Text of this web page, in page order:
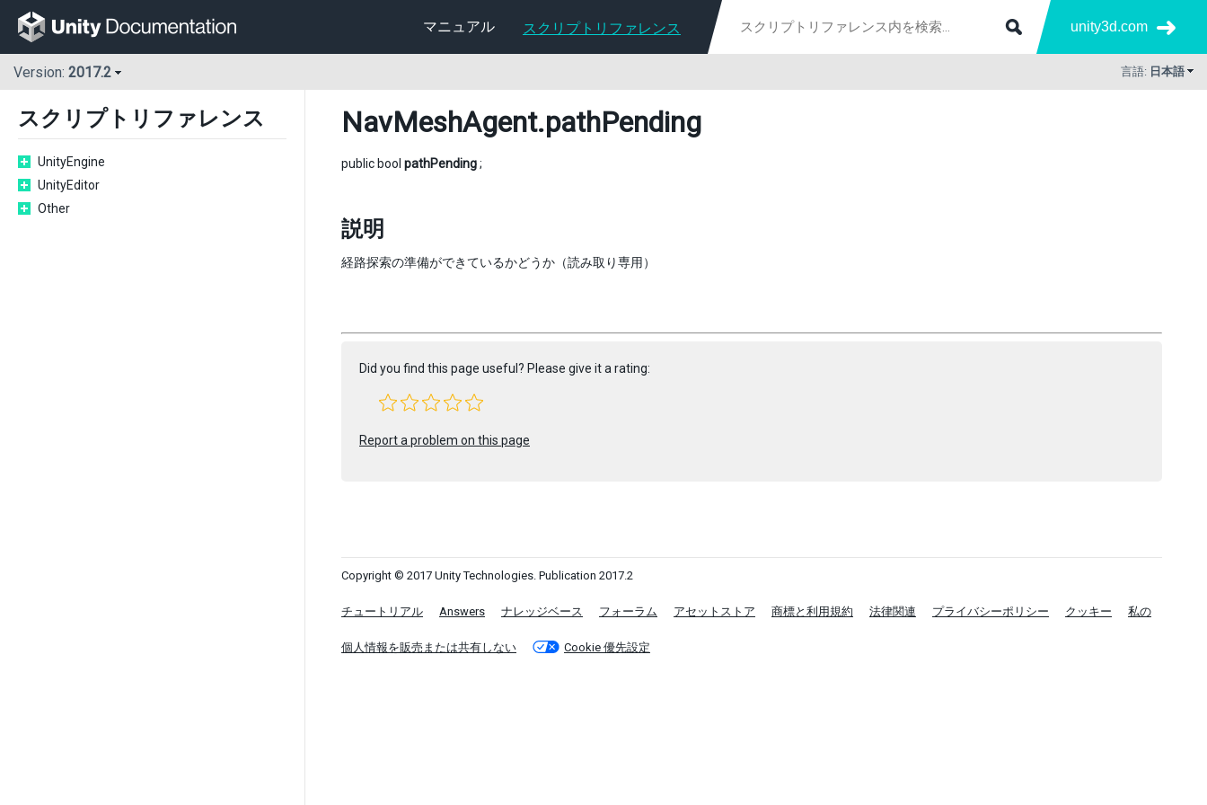
マニュアル スクリプトリファレンス unity3d.com
Version: 2017.2 言語: 日本語
スクリプトリファレンス
UnityEngine
UnityEditor
Other
NavMeshAgent.pathPending
public bool pathPending;
説明
経路探索の準備ができているかどうか（読み取り専用）
Did you find this page useful? Please give it a rating:
Report a problem on this page
Copyright © 2017 Unity Technologies. Publication 2017.2
チュートリアル Answers ナレッジベース フォーラム アセットストア 商標と利用規約 法律関連 プライバシーポリシー クッキー 私の
個人情報を販売または共有しない Cookie 優先設定